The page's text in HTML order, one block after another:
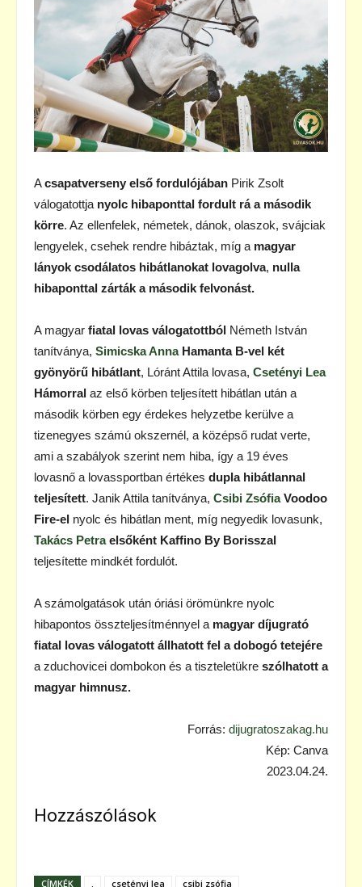
Acsapatverseny első fordulójában Pirik Zsolt
válogatottja nyolc hibaponttal fordult rá a második
körre. Az ellenfelek, németek, dánok, olaszok, svájciak
lengyelek, csehek rendre hibáztak, míg a magyar
lányok csodálatos hibátlanokat lovagolva, nulla
hibaponttal zárták a második felvonást.
A magyar fiatal lovas válogatottból Németh István
tanítványa, Simicska AnnaHamanta B-vel két
gyönyörű hibátlant, Lóránt Attila lovasa, Csetényi Lea
Hámorral az első körben teljesített hibátlan után a
második körben egy érdekes helyzetbe kerülve a
tizenegyes számú okszernél, a középső rudat verte,
ami a szabályok szerint nem hiba, így a 19 éves
lovasnő a lovassportban értékes dupla hibátlannal
teljesített. Janik Attila tanítványa, Csibi ZsófiaVoodoo
Fire-el nyolc és hibátlan ment, míg negyedik lovasunk,
Takács Petraelsőként Kaffino By Borisszal
teljesítette mindkét fordulót.
A számolgatások után óriási örömünkre nyolc
hibapontos összteljesítménnyel a magyar díjugrató
fiatal lovas válogatott állhatott fel a dobogó tetejére
a zduchovicei dombokon és a tiszteletükre szólhatott a
magyar himnusz.
Forrás: dijugratoszakag.hu
Kép: Canva
2023.04.24.
Hozzászólások
CÍMKÉK csetényi lea
csibi zsófia